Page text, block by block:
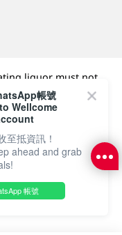
liquor must not
in the course of
年人 (18 歲以下人士)
Farm Company
帳號
Wellcome
至抵資訊！
ahead and grab
帳號